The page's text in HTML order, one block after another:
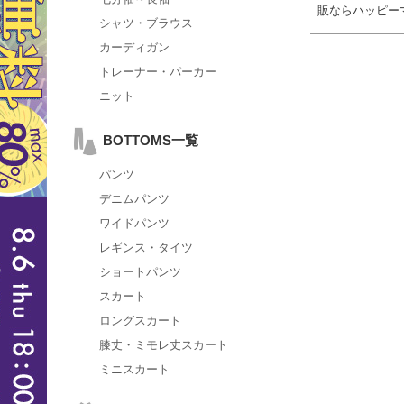
シャツ・ブラウス
カーディガン
トレーナー・パーカー
ニット
BOTTOMS一覧
パンツ
デニムパンツ
ワイドパンツ
レギンス・タイツ
ショートパンツ
スカート
ロングスカート
膝丈・ミモレ丈スカート
ミニスカート
販ならハッピー